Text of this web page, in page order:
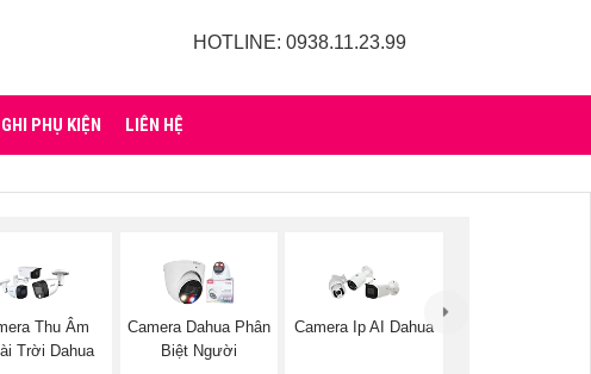
HOTLINE: 0938.11.23.99
PHỤ KIỆN LIÊN HỆ
Thu Âm
Trời Dahua
Camera Dahua Phân
Biệt Người
Camera Ip AI Dahua